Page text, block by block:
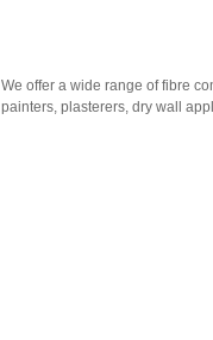
We offer a wide range of fibre
painters, plasterers, dry wall